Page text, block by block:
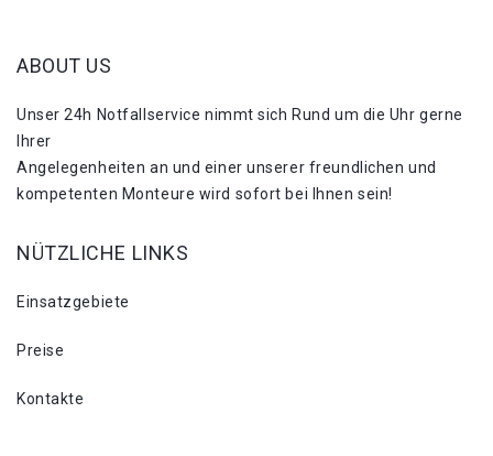
ABOUT US
Unser 24h Notfallservice nimmt sich Rund um die Uhr gerne
Ihrer
Angelegenheiten an und einer unserer freundlichen und
kompetenten Monteure wird sofort bei Ihnen sein!
NÜTZLICHE LINKS
Einsatzgebiete
Preise
Kontakte